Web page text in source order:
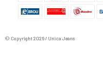
© Copyright 2026 / Unica Jeans